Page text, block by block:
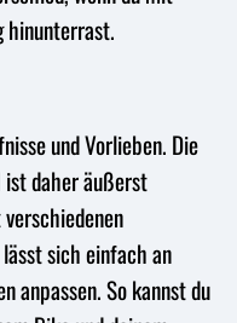
hinunterrast.
und Vorlieben. Die
daher äußerst
sich einfach an
anpassen. So kannst du